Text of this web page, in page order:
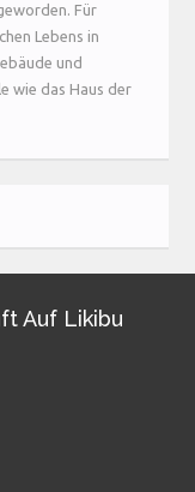
Für
Lebens in
und
wie das Haus der
Auf Likibu